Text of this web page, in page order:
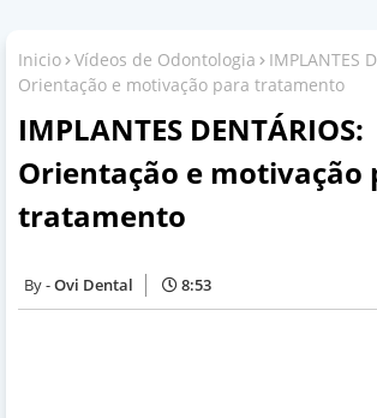
Inicio Vídeos de Odontologia
IMPLANTES
Orientação e motivação para tratamento
IMPLANTES DENTÁRIOS:
Orientação e motivação
tratamento
Ovi Dental 8:53